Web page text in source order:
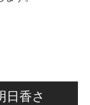
日香さ